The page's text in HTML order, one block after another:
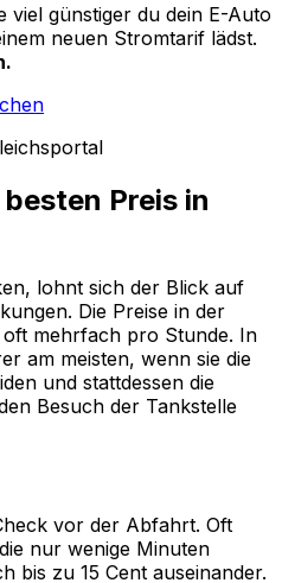
viel günstiger du dein E-Auto
neuen Stromtarif lädst.
Preis in
lohnt sich der Blick auf
Die Preise in der
mehrfach pro Stunde. In
am meisten, wenn sie die
und stattdessen die
Besuch der Tankstelle
vor der Abfahrt. Oft
nur wenige Minuten
bis zu 15 Cent auseinander.